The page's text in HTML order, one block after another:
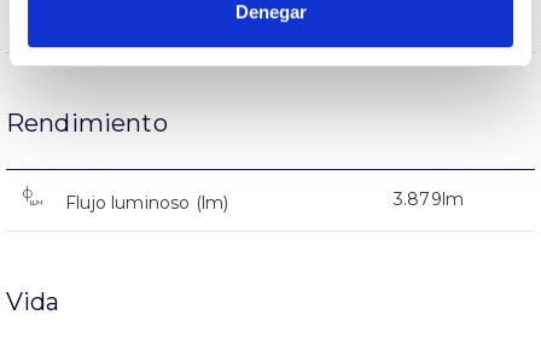
Denegar
Rendimiento
Flujo luminoso (lm) 3.879lm
Vida